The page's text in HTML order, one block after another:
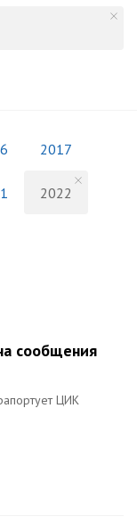
2017
2022
сообщения
ЦИК